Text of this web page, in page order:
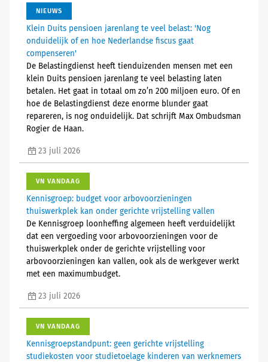
NIEUWS
Klein Duits pensioen jarenlang te veel belast: 'Nog
onduidelijk of en hoe Nederlandse fiscus gaat
compenseren'
De Belastingdienst heeft tienduizenden mensen met een
klein Duits pensioen jarenlang te veel belasting laten
betalen. Het gaat in totaal om zo’n 200 miljoen euro. Of en
hoe de Belastingdienst deze enorme blunder gaat
repareren, is nog onduidelijk. Dat schrijft Max Ombudsman
Rogier de Haan.
23 juli 2026
VN VANDAAG
Kennisgroep: budget voor arbovoorzieningen
thuiswerkplek kan onder gerichte vrijstelling vallen
De Kennisgroep loonheffing algemeen heeft verduidelijkt
dat een vergoeding voor arbovoorzieningen voor de
thuiswerkplek onder de gerichte vrijstelling voor
arbovoorzieningen kan vallen, ook als de werkgever werkt
met een maximumbudget.
23 juli 2026
VN VANDAAG
Kennisgroepstandpunt: geen gerichte vrijstelling
studiekosten voor studietoelage kinderen van werknemers